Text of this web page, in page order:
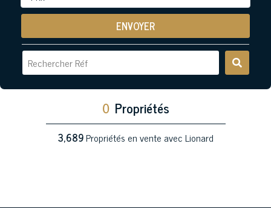
ENVOYER
0 Propriétés
3,689Propriétés en vente avec Lionard